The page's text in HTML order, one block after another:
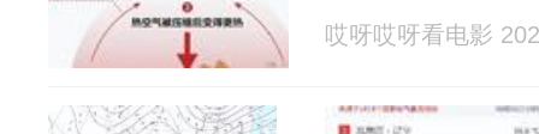
哎呀哎呀看电影